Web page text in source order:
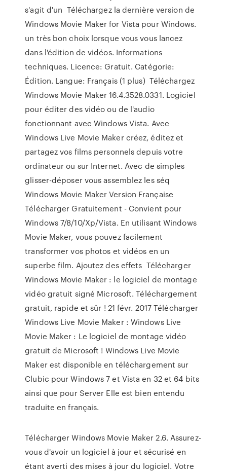
s'agit d'un Téléchargez la dernière version de
Windows Movie Maker for Vista pour Windows.
un très bon choix lorsque vous vous lancez
dans l'édition de vidéos. Informations
techniques. Licence: Gratuit. Catégorie:
Édition. Langue: Français (1 plus) Téléchargez
Windows Movie Maker 16.4.3528.0331. Logiciel
pour éditer des vidéo ou de l'audio
fonctionnant avec Windows Vista. Avec
Windows Live Movie Maker créez, éditez et
partagez vos films personnels depuis votre
ordinateur ou sur Internet. Avec de simples
glisser-déposer vous assemblez les séq
Windows Movie Maker Version Française
Télécharger Gratuitement - Convient pour
Windows 7/8/10/Xp/Vista. En utilisant Windows
Movie Maker, vous pouvez facilement
transformer vos photos et vidéos en un
superbe film. Ajoutez des effets Télécharger
Windows Movie Maker : le logiciel de montage
vidéo gratuit signé Microsoft. Téléchargement
gratuit, rapide et sûr ! 21 févr. 2017 Télécharger
Windows Live Movie Maker : Windows Live
Movie Maker : Le logiciel de montage vidéo
gratuit de Microsoft ! Windows Live Movie
Maker est disponible en téléchargement sur
Clubic pour Windows 7 et Vista en 32 et 64 bits
ainsi que pour Server Elle est bien entendu
traduite en français.
Télécharger Windows Movie Maker 2.6. Assurez-
vous d'avoir un logiciel à jour et sécurisé en
étant averti des mises à jour du logiciel. Votre